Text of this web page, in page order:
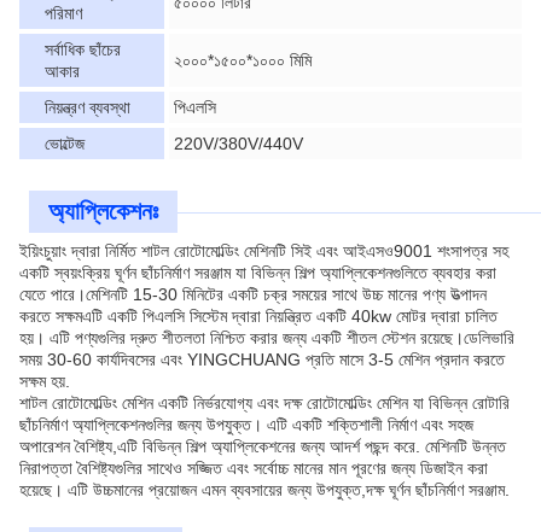
পরিমাণ
সর্বাধিক ছাঁচের
আকার
২০০০*১৫০০*১০০০ মিমি
নিয়ন্ত্রণ ব্যবস্থা
পিএলসি
ভোল্টেজ
220V/380V/440V
অ্যাপ্লিকেশনঃ
ইয়িংচুয়াং দ্বারা নির্মিত শাটল রোটোমোল্ডিং মেশিনটি সিই এবং আইএসও9001 শংসাপত্র সহ
একটি স্বয়ংক্রিয় ঘূর্ণন ছাঁচনির্মাণ সরঞ্জাম যা বিভিন্ন শিল্প অ্যাপ্লিকেশনগুলিতে ব্যবহার করা
যেতে পারে।মেশিনটি 15-30 মিনিটের একটি চক্র সময়ের সাথে উচ্চ মানের পণ্য উত্পাদন
করতে সক্ষমএটি একটি পিএলসি সিস্টেম দ্বারা নিয়ন্ত্রিত একটি 40kw মোটর দ্বারা চালিত
হয়। এটি পণ্যগুলির দ্রুত শীতলতা নিশ্চিত করার জন্য একটি শীতল স্টেশন রয়েছে।ডেলিভারি
সময় 30-60 কার্যদিবসের এবং YINGCHUANG প্রতি মাসে 3-5 মেশিন প্রদান করতে
সক্ষম হয়.
শাটল রোটোমোল্ডিং মেশিন একটি নির্ভরযোগ্য এবং দক্ষ রোটোমোল্ডিং মেশিন যা বিভিন্ন রোটারি
ছাঁচনির্মাণ অ্যাপ্লিকেশনগুলির জন্য উপযুক্ত। এটি একটি শক্তিশালী নির্মাণ এবং সহজ
অপারেশন বৈশিষ্ট্য,এটি বিভিন্ন শিল্প অ্যাপ্লিকেশনের জন্য আদর্শ পছন্দ করে. মেশিনটি উন্নত
নিরাপত্তা বৈশিষ্ট্যগুলির সাথেও সজ্জিত এবং সর্বোচ্চ মানের মান পূরণের জন্য ডিজাইন করা
হয়েছে। এটি উচ্চমানের প্রয়োজন এমন ব্যবসায়ের জন্য উপযুক্ত,দক্ষ ঘূর্ণন ছাঁচনির্মাণ সরঞ্জাম.